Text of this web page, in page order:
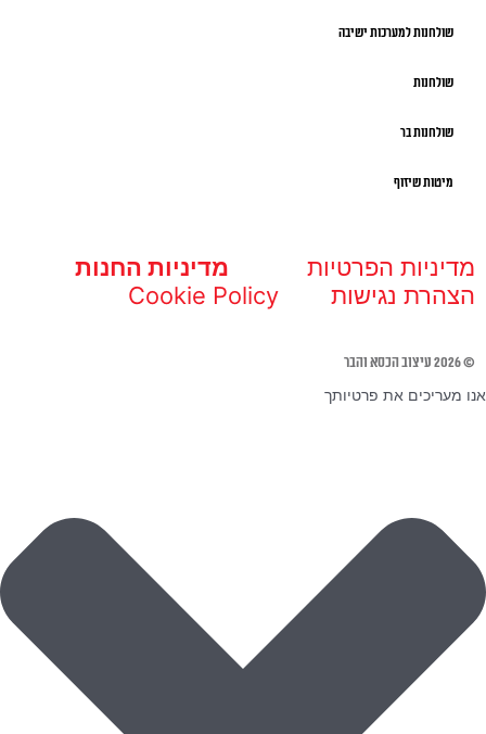
שולחנות למערכות ישיבה
שולחנות
שולחנות בר
מיטות שיזוף
מדיניות הפרטיות
מדיניות החנות
הצהרת נגישות
Cookie Policy
© 2026 עיצוב הכסא והבר
אנו מעריכים את פרטיותך